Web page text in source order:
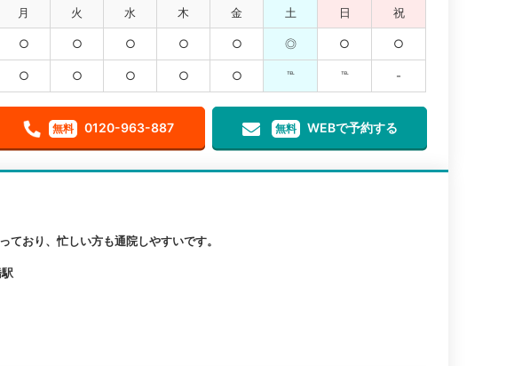
月 火 水 木 金 土 日 祝
○ ○ ○ ○ ○ ◎ ○ ○
○ ○ ○ ○ ○ ℡ ℡ -
無料 0120-963-887 無料 WEBで予約する
ており、忙しい方も通院しやすいです。